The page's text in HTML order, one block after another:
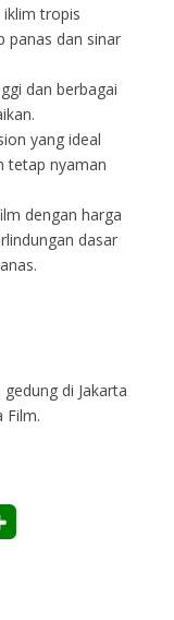
iklim tropis
panas dan sinar
dan berbagai
yang ideal
tetap nyaman
dengan harga
dasar
di Jakarta
Film.